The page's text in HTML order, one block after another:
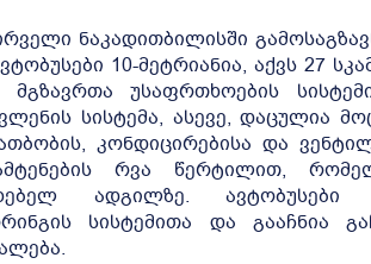
ნაკადითბილისში
10-მეტრიანია, აქვს 27
უსაფრთხოების
სისტემა, ასევე, დაცულია
კონდიცირებისა და
რვა წერტილით,
ადგილზე. ავტობუსები
სისტემითა და გააჩნია